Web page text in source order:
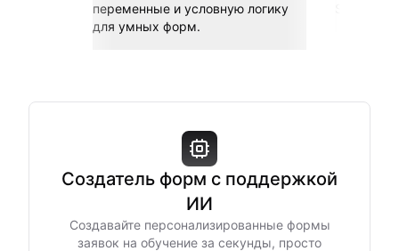
переменные и условную логику
для умных форм.
Создатель форм с поддержкой
ИИ
Создавайте персонализированные формы
заявок на обучение за секунды, просто